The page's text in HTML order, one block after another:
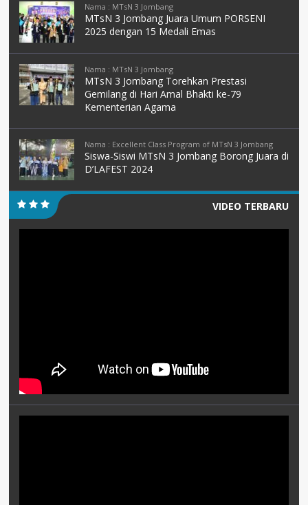
Nama : MTsN 3 Jombang
MTsN 3 Jombang Juara Umum PORSENI
2025 dengan 15 Medali Emas
Nama : MTsN 3 Jombang
MTsN 3 Jombang Torehkan Prestasi
Gemilang di Hari Amal Bhakti ke-79
Kementerian Agama
Nama : Excellent Class Program of MTsN 3 Jombang
Siswa-Siswi MTsN 3 Jombang Borong Juara di
D’LAFEST 2024
VIDEO TERBARU